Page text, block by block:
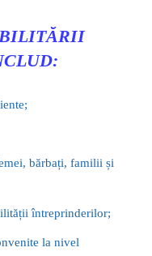
bărbați, familii și
întreprinderilor;
la nivel